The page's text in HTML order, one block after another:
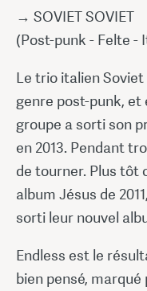
→ SOVIET SOVIET
(Post-punk - Felte -
Le trio italien
genre post-punk, et
groupe a sorti son
en 2013. Pendant
de tourner. Plus tôt
album Jésus de
sorti leur nouvel
Endless est le
bien pensé,